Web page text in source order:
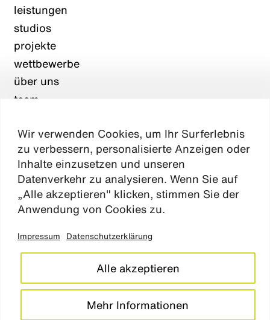
Wir verwenden Cookies, um Ihr Surferlebnis
zu verbessern, personalisierte Anzeigen oder
Inhalte einzusetzen und unseren
Datenverkehr zu analysieren. Wenn Sie auf
„Alle akzeptieren" klicken, stimmen Sie der
Anwendung von Cookies zu.
Impressum Datenschutzerklärung
Mehr Informationen
Alle akzeptieren
leistungen
studios
projekte
wettbewerbe
über uns
team
aktuelles
kontakt
impressum
datenschutz
cookie einstellungen
barrierefreiheitserklärung